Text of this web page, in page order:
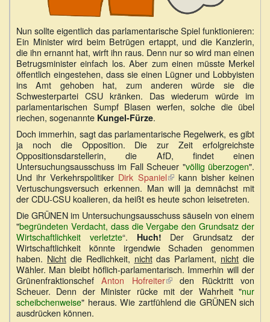
Nun sollte eigentlich das parlamentarische Spiel funktionieren:
Ein Minister wird beim Betrügen ertappt, und die Kanzlerin,
die ihn ernannt hat, wirft ihn raus. Denn nur so wird man einen
Betrugsminister einfach los. Aber zum einen müsste Merkel
öffentlich eingestehen, dass sie einen Lügner und Lobbyisten
ins Amt gehoben hat, zum anderen würde sie die
Schwesterpartei CSU kränken. Das wiederum würde im
parlamentarischen Sumpf Blasen werfen, solche die übel
riechen, sogenannte Kungel-Fürze.
Doch immerhin, sagt das parlamentarische Regelwerk, es gibt
ja noch die Opposition. Die zur Zeit erfolgreichste
Oppositionsdarstellerin, die AfD, findet einen
Untersuchungsausschuss im Fall Scheuer "völlig überzogen".
Und ihr Verkehrspolitiker Dirk Spaniel(Link
ist
extern)
kann bisher keinen
Vertuschungsversuch erkennen. Man will ja demnächst mit
der CDU-CSU koalieren, da heißt es heute schon leisetreten.
Die GRÜNEN im Untersuchungsausschuss säuseln von einem
"begründeten Verdacht, dass die Vergabe den Grundsatz der
Wirtschaftlichkeit verletzte“. Huch! Der Grundsatz der
Wirtschaftlichkeit könnte irgendwie Schaden genommen
haben. Nichtdie Redlichkeit, nichtdas Parlament, nicht die
Wähler. Man bleibt höflich-parlamentarisch. Immerhin will der
GrünenfraktionschefAnton Hofreiter(Link
ist
extern)
den Rücktritt von
Scheuer. Denn der Minister rücke mit der Wahrheit "nur
scheibchenweise" heraus. Wie zartfühlend die GRÜNEN sich
ausdrücken können.